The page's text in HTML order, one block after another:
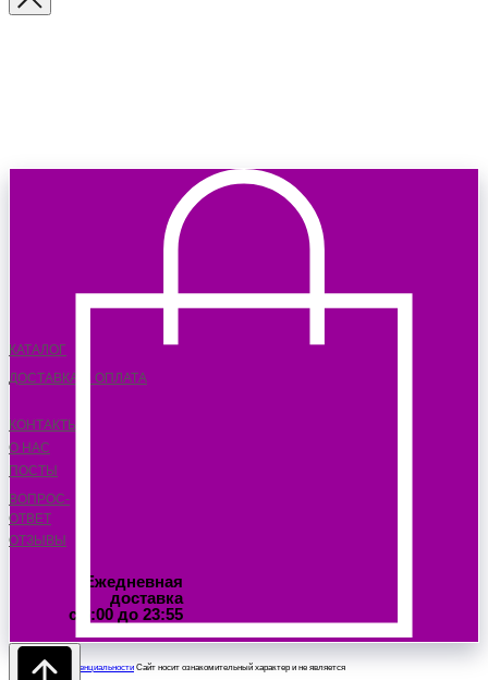
КАТАЛОГ
ДОСТАВКА И ОПЛАТА
КОНТАКТЫ
О НАС
ПОСТЫ
ВОПРОС-
ОТВЕТ
ОТЗЫВЫ
Ежедневная
доставка
с 6:00 до 23:55
Политика конфиденциальности Сайт носит ознакомительный характер и не является